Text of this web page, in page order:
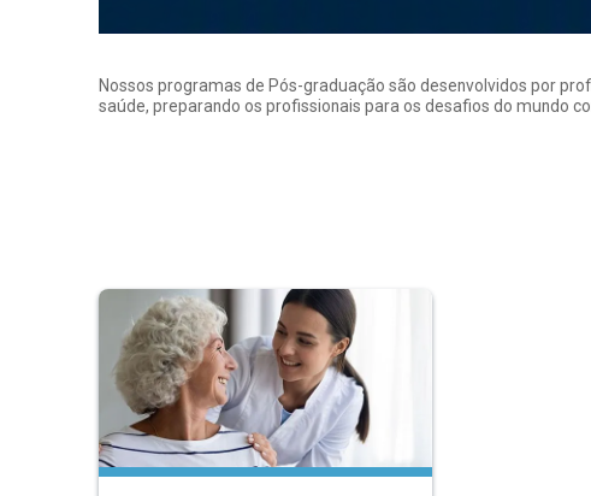
Nossos programas de Pós-graduação são desenvolvidos por
saúde, preparando os profissionais para os desafios do mundo